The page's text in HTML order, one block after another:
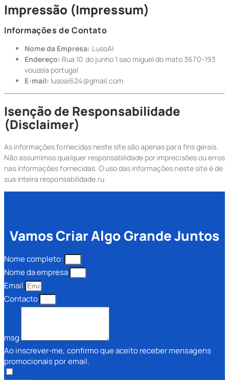
Impressão (Impressum)
Informações de Contato
Nome da Empresa: LusoAI
Endereço: Rua 10 do junho 1 sao miguel do mato 3670-193
vouzela portugal
E-mail: lusoai624@gmail.com
Isenção de Responsabilidade
(Disclaimer)
As informações fornecidas neste site são apenas para fins gerais.
Não assumimos qualquer responsabilidade por imprecisões ou erros
nas informações fornecidas. O uso das informações neste site é de
sua inteira responsabilidade.ru
Vamos Criar Algo Grande Juntos
Nome completo:
Nome da empresa
Email
Contacto
msg
Ao inscrever-me, confirmo que aceito receber mensagens
promocionais por email.